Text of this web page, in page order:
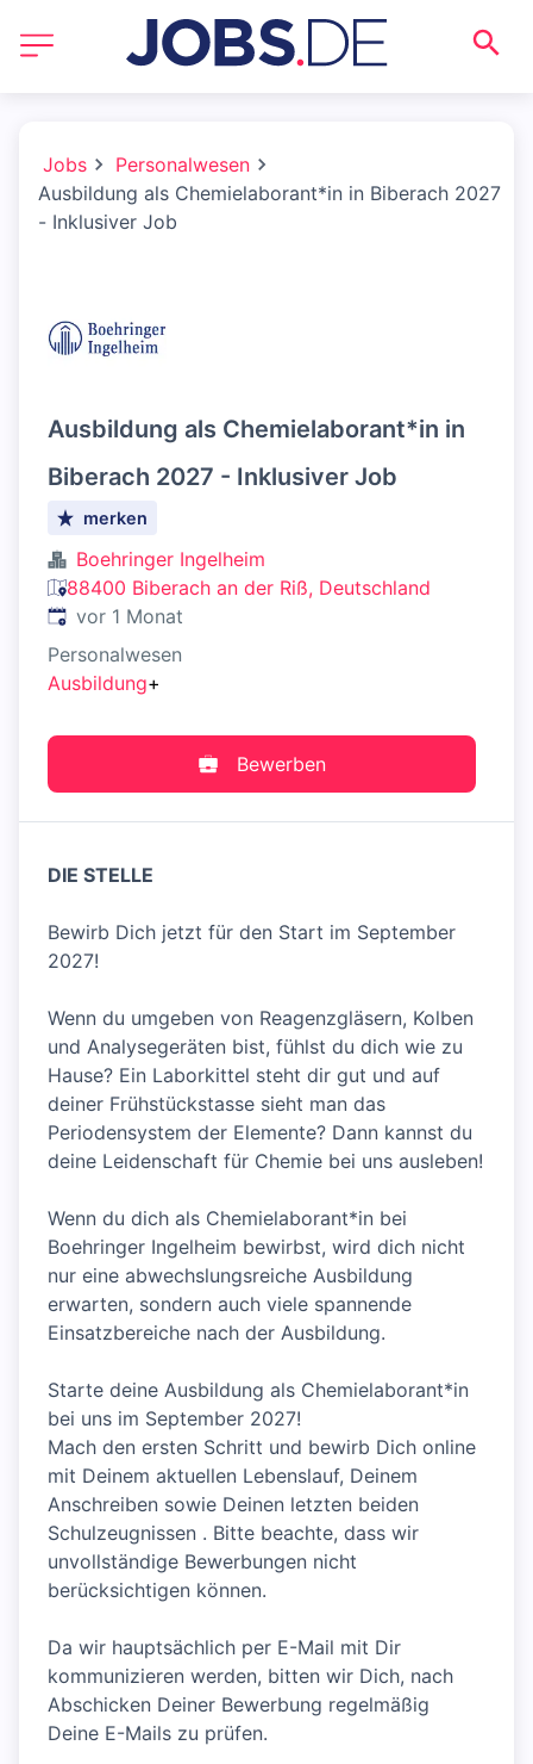
Jobs
Personalwesen
Ausbildung als Chemielaborant*in in Biberach 2027
- Inklusiver Job
Ausbildung als Chemielaborant*in in
Biberach 2027 - Inklusiver Job
merken
Boehringer Ingelheim
88400 Biberach an der Riß, Deutschland
Veröffentlicht:
vor 1 Monat
Personalwesen
Ausbildung+
Bewerben
DIE STELLE
Bewirb Dich jetzt für den Start im September
2027!
Wenn du umgeben von Reagenzgläsern, Kolben
und Analysegeräten bist, fühlst du dich wie zu
Hause? Ein Laborkittel steht dir gut und auf
deiner Frühstückstasse sieht man das
Periodensystem der Elemente? Dann kannst du
deine Leidenschaft für Chemie bei uns ausleben!
Wenn du dich als Chemielaborant*in bei
Boehringer Ingelheim bewirbst, wird dich nicht
nur eine abwechslungsreiche Ausbildung
erwarten, sondern auch viele spannende
Einsatzbereiche nach der Ausbildung.
Starte deine Ausbildung als Chemielaborant*in
bei uns im September 2027!
Mach den ersten Schritt und bewirb Dich online
mit Deinem aktuellen Lebenslauf, Deinem
Anschreiben sowie Deinen letzten beiden
Schulzeugnissen . Bitte beachte, dass wir
unvollständige Bewerbungen nicht
berücksichtigen können.
Da wir hauptsächlich per E-Mail mit Dir
kommunizieren werden, bitten wir Dich, nach
Abschicken Deiner Bewerbung regelmäßig
Deine E-Mails zu prüfen.